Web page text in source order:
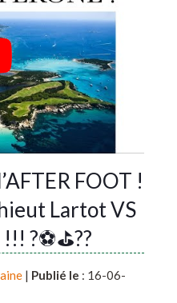
FOOT !
Lartot VS
?⚽️⛳️??
| Publié le : 16-06-